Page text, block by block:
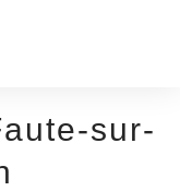
sur-